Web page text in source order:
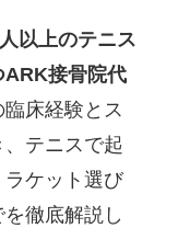
以上のテニス
ARK接骨院代
床経験とス
テニスで起
ケット選び
徹底解説し